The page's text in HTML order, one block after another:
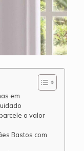
em
o valor
Bastos com